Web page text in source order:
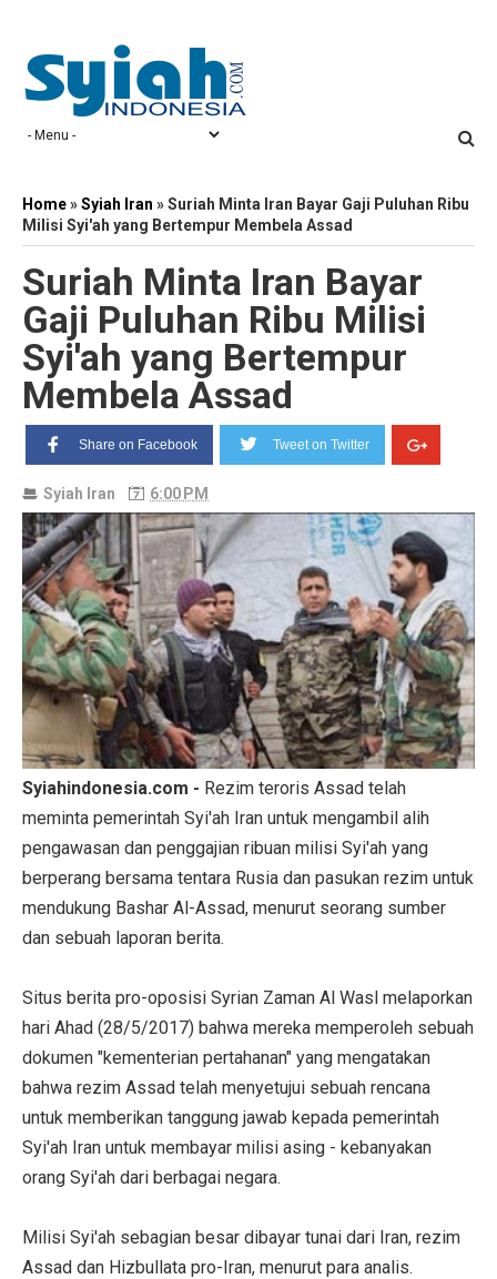
Home»Syiah Iran »Suriah Minta Iran Bayar Gaji Puluhan Ribu
Milisi Syi'ah yang Bertempur Membela Assad
Suriah Minta Iran Bayar
Gaji Puluhan Ribu Milisi
Syi'ah yang Bertempur
Membela Assad
Share on Facebook Tweet on Twitter
Syiah Iran 6:00 PM
Syiahindonesia.com - Rezim teroris Assad telah
meminta pemerintah Syi'ah Iran untuk mengambil alih
pengawasan dan penggajian ribuan milisi Syi'ah yang
berperang bersama tentara Rusia dan pasukan rezim untuk
mendukung Bashar Al-Assad, menurut seorang sumber
dan sebuah laporan berita.
Situs berita pro-oposisi Syrian Zaman Al Wasl melaporkan
hari Ahad (28/5/2017) bahwa mereka memperoleh sebuah
dokumen "kementerian pertahanan" yang mengatakan
bahwa rezim Assad telah menyetujui sebuah rencana
untuk memberikan tanggung jawab kepada pemerintah
Syi'ah Iran untuk membayar milisi asing - kebanyakan
orang Syi'ah dari berbagai negara.
Milisi Syi'ah sebagian besar dibayar tunai dari Iran, rezim
Assad dan Hizbullata pro-Iran, menurut para analis.